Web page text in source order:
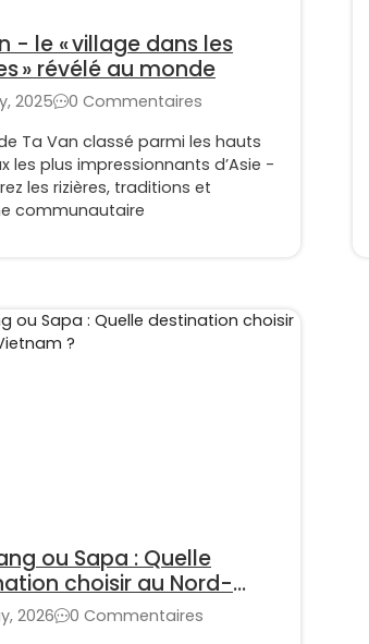
- le « village dans les
» révélé au monde
2025
0 Commentaires
Ta Van classé parmi les hauts
les plus impressionnants d’Asie -
les rizières, traditions et
communautaire
ou Sapa : Quelle
choisir au Nord-
?
2026
0 Commentaires